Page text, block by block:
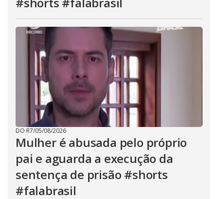
DO R7/05/08/2026
Mulher é abusada pelo próprio
pai e aguarda a execução da
sentença de prisão #shorts
#falabrasil